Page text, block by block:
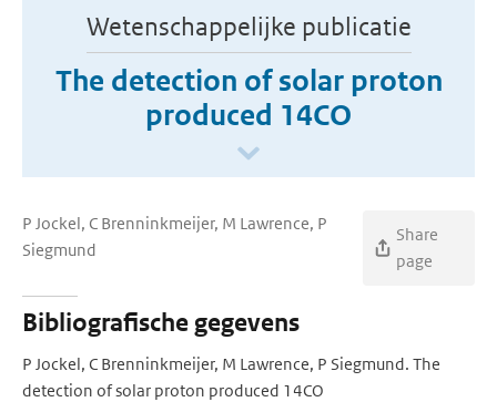
Wetenschappelijke publicatie
The detection of solar proton
produced 14CO
P Jockel, C Brenninkmeijer, M Lawrence, P
Siegmund
Share
page
Bibliografische gegevens
P Jockel, C Brenninkmeijer, M Lawrence, P Siegmund. The
detection of solar proton produced 14CO